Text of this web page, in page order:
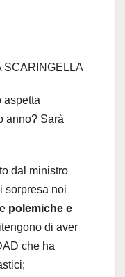
SCARINGELLA
aspetta
anno? Sarà
dal ministro
sorpresa noi
polemiche e
di aver
che ha